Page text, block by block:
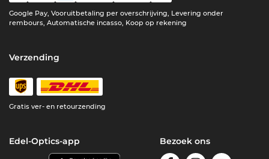
Google Pay, Vooruitbetaling per overschrijving, Levering onder
rembours, Automatische incasso, Koop op rekening
Verzending
Gratis ver- en retourzending
Edel-Optics-app Bezoek ons